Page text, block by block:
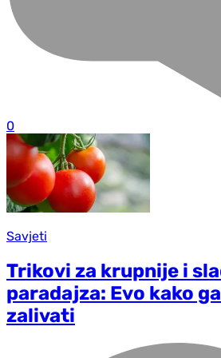
0
Savjeti
Trikovi za krupnije i
paradajza: Evo kako
zalivati